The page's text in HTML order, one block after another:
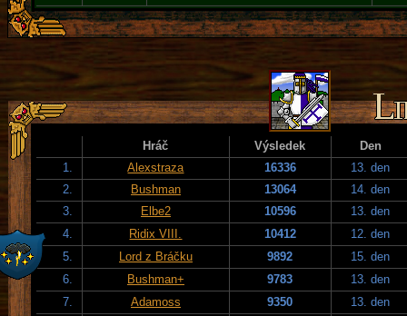
Hráč Výsledek
Den
1.
Alexstraza 16336
13. den
2.
Bushman 13064
14. den
3.
Elbe2 10596
13. den
4.
Ridix VIII. 10412
12. den
5.
Lord z Bráčku 9892
15. den
6.
Bushman+ 9783
13. den
7.
Adamoss 9350
13. den